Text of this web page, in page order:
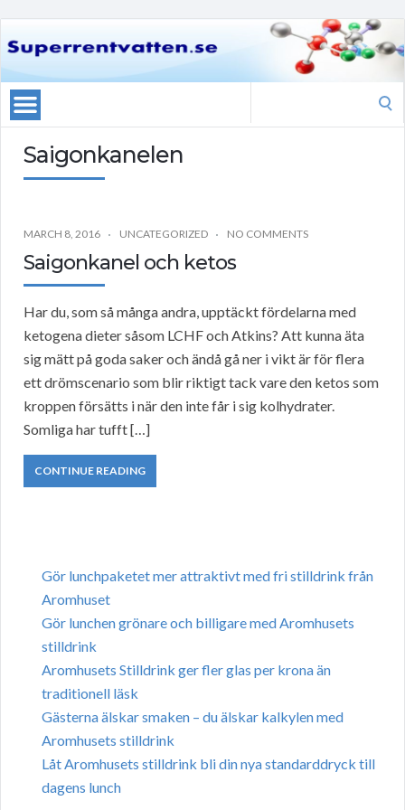
Saigonkanelen
MARCH 8, 2016 UNCATEGORIZED NO COMMENTS
Saigonkanel och ketos
Har du, som så många andra, upptäckt fördelarna med
ketogena dieter såsom LCHF och Atkins? Att kunna äta
sig mätt på goda saker och ändå gå ner i vikt är för flera
ett drömscenario som blir riktigt tack vare den ketos som
kroppen försätts i när den inte får i sig kolhydrater.
Somliga har tufft […]
CONTINUE READING
Gör lunchpaketet mer attraktivt med fri stilldrink från
Aromhuset
Gör lunchen grönare och billigare med Aromhusets
stilldrink
Aromhusets Stilldrink ger fler glas per krona än
traditionell läsk
Gästerna älskar smaken – du älskar kalkylen med
Aromhusets stilldrink
Låt Aromhusets stilldrink bli din nya standarddryck till
dagens lunch